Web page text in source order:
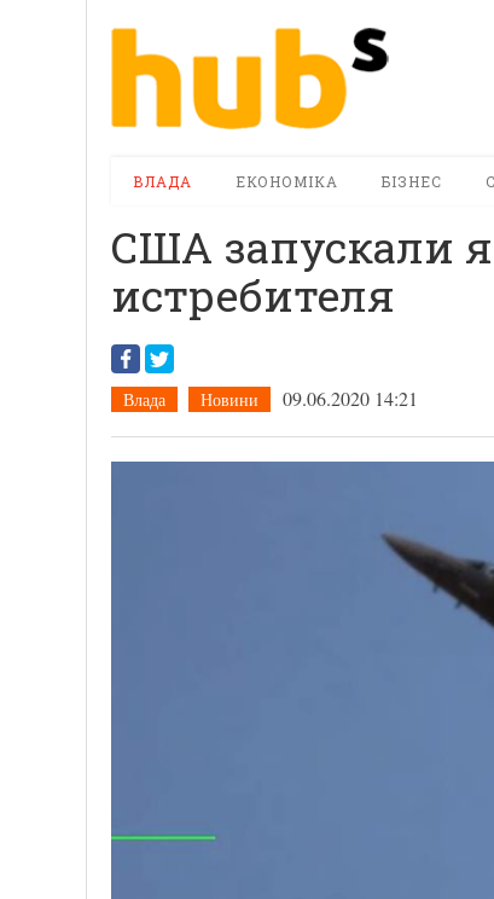
ВЛАДА ЕКОНОМІКА БІЗНЕС
США запускали
истребителя
Влада Новини 09.06.2020 14:21